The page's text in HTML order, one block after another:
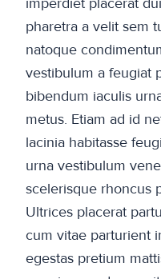
pharetra a velit sem
natoque
vestibulum a feugiat
bibendum iaculis
metus. Etiam ad id
lacinia habitasse
urna vestibulum
scelerisque rhoncus
Ultrices placerat
cum vitae parturient
egestas pretium